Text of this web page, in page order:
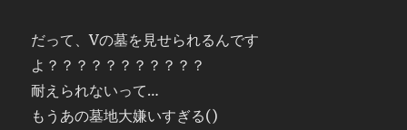
だって、Vの墓を見せられるんです
よ？？？？？？？？？？？
耐えられないって…
もうあの墓地大嫌いすぎる()